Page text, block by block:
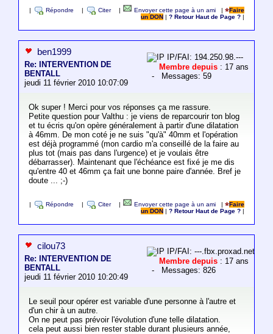
Répondre Citer Envoyer cette page à un ami |
Faire
un DON
|? Retour Haut de Page ?
ben1999
Re: INTERVENTION DE
BENTALL
jeudi 11 février 2010 10:07:09
IP/FAI: 194.250.98.---
Membre depuis : 17 ans
- Messages: 59
Ok super ! Merci pour vos réponses ça me rassure.
Petite question pour Valthu : je viens de reparcourir ton blog
et tu écris qu'on opère généralement à partir d'une dilatation
à 46mm. De mon coté je ne suis "qu'à" 40mm et l'opération
est déjà programmé (mon cardio m'a conseillé de la faire au
plus tot (mais pas dans l'urgence) et je voulais être
débarrasser). Maintenant que l'échéance est fixé je me dis
qu'entre 40 et 46mm ça fait une bonne paire d'année. Bref je
doute ... ;-)
Répondre Citer Envoyer cette page à un ami |
Faire
un DON
|? Retour Haut de Page ?
cilou73
Re: INTERVENTION DE
BENTALL
jeudi 11 février 2010 10:20:49
IP/FAI: ---.fbx.proxad.net
Membre depuis : 17 ans
- Messages: 826
Le seuil pour opérer est variable d'une personne à l'autre et
d'un chir à un autre.
On ne peut pas prévoir l'évolution d'une telle dilatation.
cela peut aussi bien rester stable durant plusieurs année,